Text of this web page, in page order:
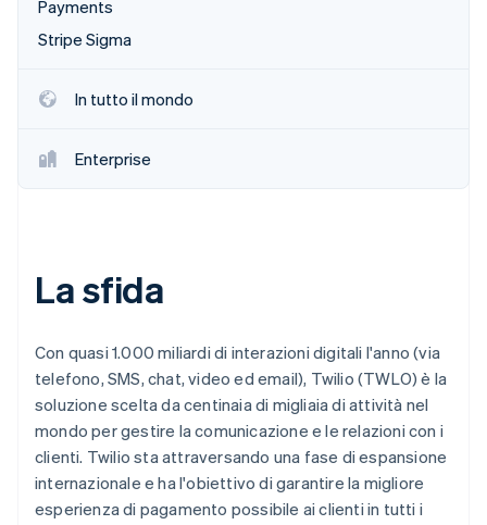
Scopri cosa ti aspetta
Radar
Atlas
Climate
Rimozione del carbonio
Stripe Sessions 2026
Scopri come Stripe sta costruendo l'infrastruttura
Guarda ora
Partner
Payments
Stripe Sigma
In tutto il mondo
Enterprise
La sfida
Con quasi 1.000 miliardi di interazioni digitali l'anno (via
telefono, SMS, chat, video ed email), Twilio (TWLO) è la
soluzione scelta da centinaia di migliaia di attività nel
mondo per gestire la comunicazione e le relazioni con i
clienti. Twilio sta attraversando una fase di espansione
internazionale e ha l'obiettivo di garantire la migliore
esperienza di pagamento possibile ai clienti in tutti i